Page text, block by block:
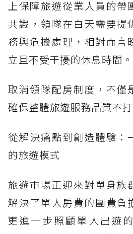
上保障旅遊從業人員的帶
共識，領隊在白天需要提
務與危機處理，相對而言
立且不受干擾的休息時間。
取消領隊配房制度，不僅
確保整體旅遊服務品質不
從解決痛點到創造體驗：
的旅遊模式
旅遊市場正迎來對單身族
解決了單人房費的團費負
更進一步照顧單人出遊